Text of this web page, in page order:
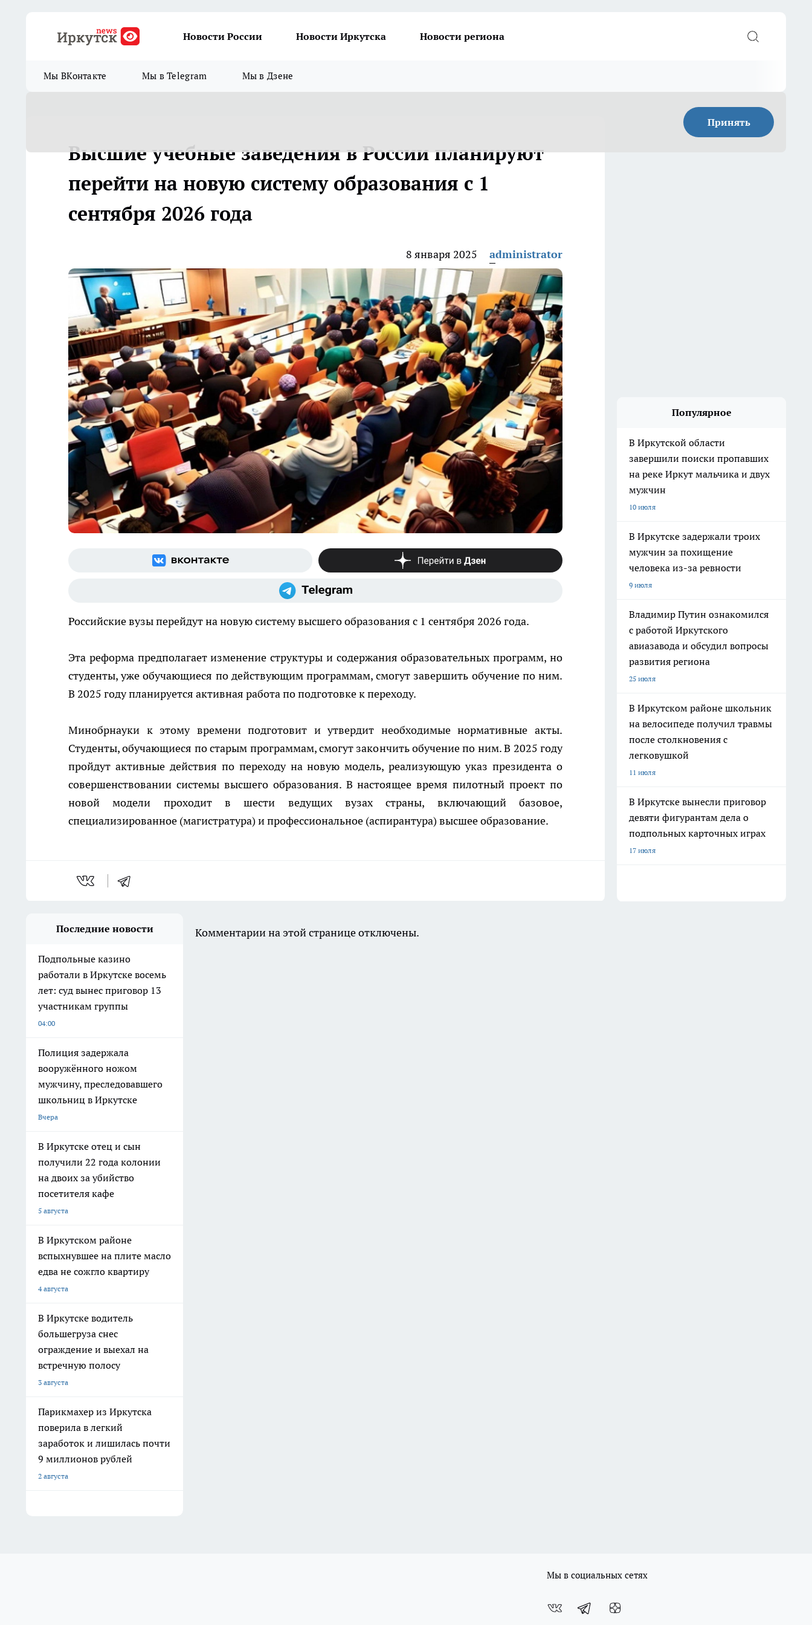
Новости России Новости Иркутска Новости региона
Мы ВКонтакте Мы в Telegram Мы в Дзене
Принять
Высшие учебные заведения в России планируют
перейти на новую систему образования с 1
сентября 2026 года
8 января 2025 administrator
Российские вузы перейдут на новую систему высшего образования с 1 сентября 2026 года.
Эта реформа предполагает изменение структуры и содержания образовательных программ, но
студенты, уже обучающиеся по действующим программам, смогут завершить обучение по ним.
В 2025 году планируется активная работа по подготовке к переходу.
Минобрнауки к этому времени подготовит и утвердит необходимые нормативные акты.
Студенты, обучающиеся по старым программам, смогут закончить обучение по ним. В 2025 году
пройдут активные действия по переходу на новую модель, реализующую указ президента о
совершенствовании системы высшего образования. В настоящее время пилотный проект по
новой модели проходит в шести ведущих вузах страны, включающий базовое,
специализированное (магистратура) и профессиональное (аспирантура) высшее образование.
Популярное
В Иркутской области
завершили поиски пропавших
на реке Иркут мальчика и двух
мужчин
10 июля
В Иркутске задержали троих
мужчин за похищение
человека из-за ревности
9 июля
Владимир Путин ознакомился
с работой Иркутского
авиазавода и обсудил вопросы
развития региона
25 июля
В Иркутском районе школьник
на велосипеде получил травмы
после столкновения с
легковушкой
11 июля
В Иркутске вынесли приговор
девяти фигурантам дела о
подпольных карточных играх
17 июля
Последние новости
Подпольные казино
работали в Иркутске восемь
лет: суд вынес приговор 13
участникам группы
04:00
Полиция задержала
вооружённого ножом
мужчину, преследовавшего
школьниц в Иркутске
Вчера
В Иркутске отец и сын
получили 22 года колонии
на двоих за убийство
посетителя кафе
5 августа
В Иркутском районе
вспыхнувшее на плите масло
едва не сожгло квартиру
4 августа
В Иркутске водитель
большегруза снес
ограждение и выехал на
встречную полосу
3 августа
Парикмахер из Иркутска
поверила в легкий
заработок и лишилась почти
9 миллионов рублей
2 августа
Комментарии на этой странице отключены.
Мы в социальных сетях